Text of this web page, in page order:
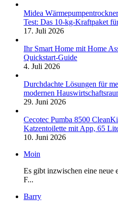
Midea
Test: Das 10-kg-Kraftpaket
17. Juli 2026
Ihr Smart Home mit Home
Quickstart-Guide
4. Juli 2026
Durchdachte Lösungen für
modernen
29. Juni 2026
Cecotec Pumba 8500
Katzentoilette mit App, 65
10. Juni 2026
Moin
Es gibt inzwischen eine neue
F...
Barry